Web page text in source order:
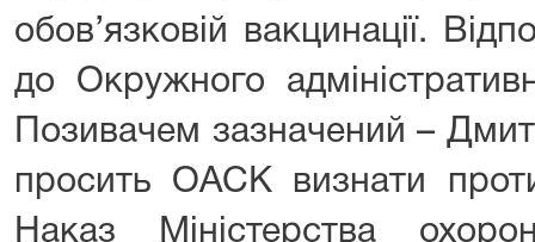
обов’язковій вакцинації.
до Окружного
Позивачем зазначений –
просить ОАСК визнати
Наказ Міністерства